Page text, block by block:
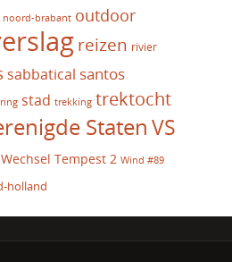
noord-brabant outdoor
reizen rivier
sabbatical santos
stad trekking trektocht
StatenVS
Wechsel Tempest 2 Wind #89
holland